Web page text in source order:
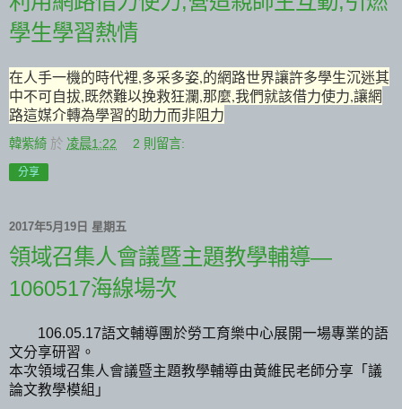
學生學習熱情
在人手一機的時代裡,多采多姿,的網路世界讓許多學生沉迷其
中不可自拔,既然難以挽救狂瀾,那麼,我們就該借力使力,讓網
路這媒介轉為學習的助力而非阻力
韓紫綺 於 凌晨1:22 2 則留言:
分享
2017年5月19日 星期五
領域召集人會議暨主題教學輔導—
1060517海線場次
106.05.17語文輔導團於勞工育樂中心展開一場專業的語
文分享研習。
本次領域召集人會議暨主題教學輔導由黃維民老師分享「議
論文教學模組」